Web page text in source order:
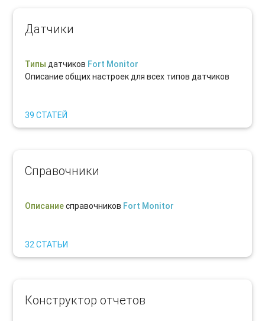
Датчики
Типыдатчиков Fort Monitor
Описание общих настроек для всех типов датчиков
39 СТАТЕЙ
Справочники
Описаниесправочников Fort Monitor
32 СТАТЬИ
Конструктор отчетов